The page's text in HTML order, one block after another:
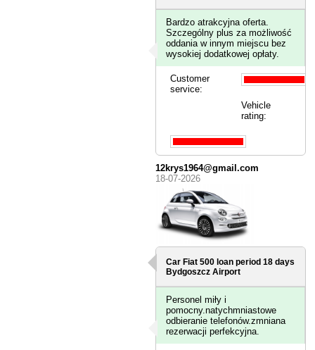
Bardzo atrakcyjna oferta.
Szczególny plus za możliwość
oddania w innym miejscu bez
wysokiej dodatkowej opłaty.
Customer
service:
Vehicle
rating:
12krys1964@gmail.com
18-07-2026
Car Fiat 500 loan period 18 days
Bydgoszcz Airport
Personel miły i
pomocny.natychmniastowe
odbieranie telefonów.zmniana
rezerwacji perfekcyjna.